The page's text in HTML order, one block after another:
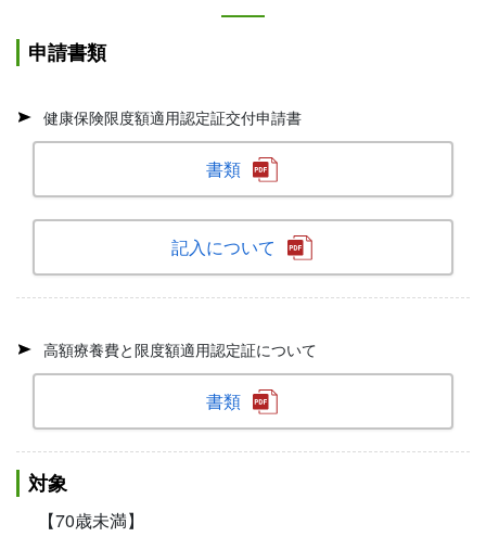
申請書類
健康保険限度額適用認定証交付申請書
書類
記入について
高額療養費と限度額適用認定証について
書類
対象
【70歳未満】